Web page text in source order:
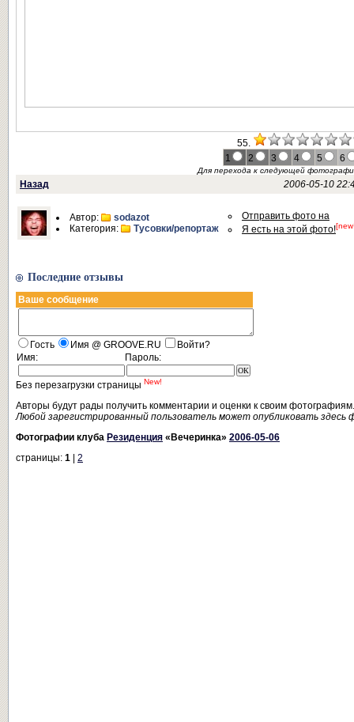
55.
1
2 3 4 5 6
Для перехода к следующей
Назад 2006-05-10
Автор:
sodazot
Категория:
Тусовки/репортаж
Отправить фото на
Я есть на этой фото!
Последние отзывы
Ваше сообщение
Гость Имя @ GROOVE.RU
Войти?
Имя:
Пароль:
Без перезагрузки страницы New!
Авторы будут рады получить комментарии и оценки к своим
Любой зарегистрированный пользователь может опубликовать здесь
Фотографии клуба Резиденция «Вечеринка» 2006-05-06
страницы: 1 2